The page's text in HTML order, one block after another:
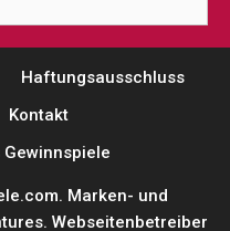
Haftungsausschluss
Kontakt
Marken- und
. Webseitenbetreiber